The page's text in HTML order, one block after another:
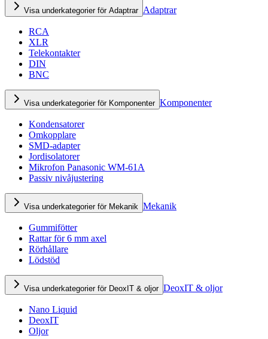
Visa underkategorier för Adaptrar Adaptrar
RCA
XLR
Telekontakter
DIN
BNC
Visa underkategorier för Komponenter Komponenter
Kondensatorer
Omkopplare
SMD-adapter
Jordisolatorer
Mikrofon Panasonic WM-61A
Passiv nivåjustering
Visa underkategorier för Mekanik Mekanik
Gummifötter
Rattar för 6 mm axel
Rörhållare
Lödstöd
Visa underkategorier för DeoxIT & oljor DeoxIT & oljor
Nano Liquid
DeoxIT
Oljor